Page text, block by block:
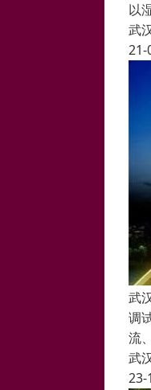
以
武
21-
武
调
流
武
23-